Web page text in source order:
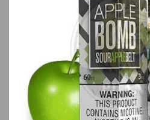
نمایش قیمت ، گزینه های
محصول را از کادر بالا انتخاب
کنید.
آخرین بروزرسانی
قیمت: 13 ساعت پیش